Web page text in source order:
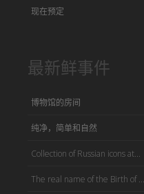
现在预定
最新鲜事件
博物馆的房间
纯净，简单和自然
Collection of Russian icons at...
The real name of the Birth of ...